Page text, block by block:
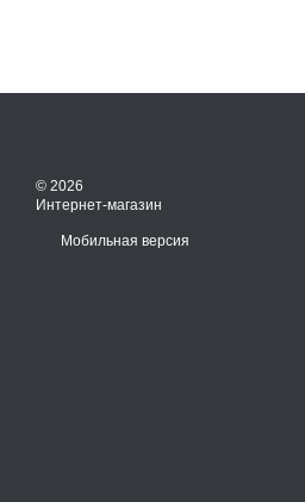
© 2026
Интернет-магазин
Мобильная версия